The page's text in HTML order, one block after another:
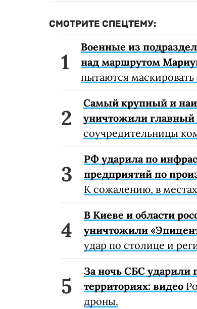
СМОТРИТЕ СПЕЦТЕМУ:
Военные из
над маршрутом
пытаются
Самый крупный и
уничтожили главный
соучредительницы
РФ ударила по
предприятий по
К сожалению, в
В Киеве и области
уничтожили
удар по столице и
За ночь СБС ударили
территориях: видео
дроны.